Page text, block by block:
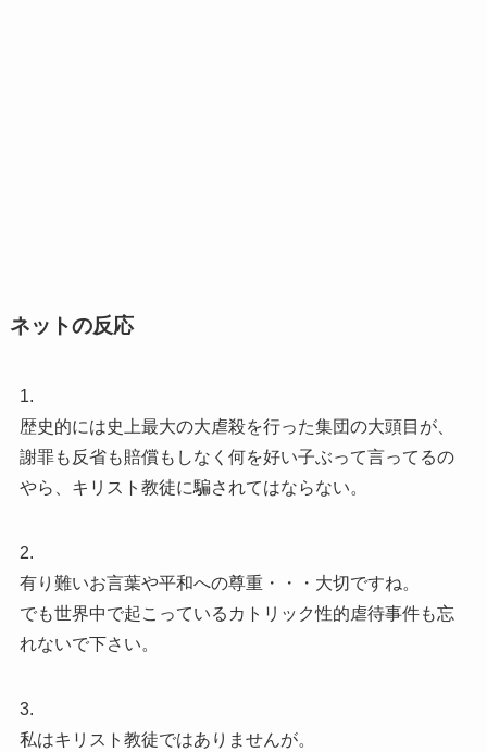
ネットの反応
1.
歴史的には史上最大の大虐殺を行った集団の大頭目が、
謝罪も反省も賠償もしなく何を好い子ぶって言ってるの
やら、キリスト教徒に騙されてはならない。
2.
有り難いお言葉や平和への尊重・・・大切ですね。
でも世界中で起こっているカトリック性的虐待事件も忘
れないで下さい。
3.
私はキリスト教徒ではありませんが。